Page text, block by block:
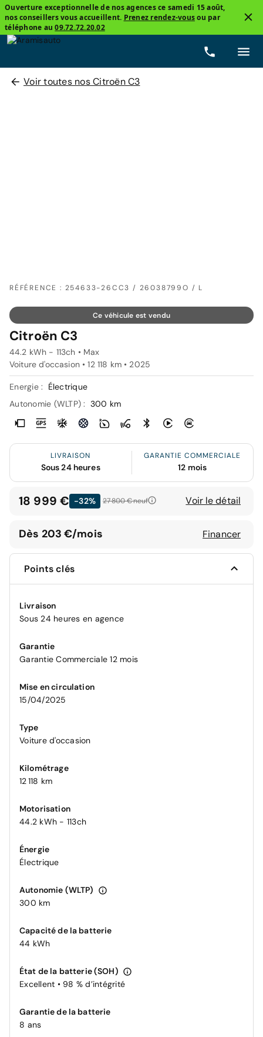
Ouverture exceptionnelle de nos agences ce samedi 15 août,
nos conseillers vous accueillent. Prenez rendez-vousou par
téléphone au09.72.72.20.02
Voir toutes nos Citroën C3
RÉFÉRENCE : 254633-26CC3 / 26038799O / L
Ce véhicule est vendu
Citroën C3
44.2 kWh - 113ch • Max
Voiture d'occasion • 12 118 km • 2025
Energie :
Électrique
Autonomie (WLTP) : 300 km
LIVRAISON
Sous 24 heures
GARANTIE COMMERCIALE
12 mois
18 999 € -32% 27 800 €neuf Voir le détail
Dès 203 €/mois Financer
Points clés
Livraison
Sous 24 heures en agence
Garantie
Garantie Commerciale 12 mois
Mise en circulation
15/04/2025
Type
Voiture d'occasion
Kilométrage
12 118 km
Motorisation
44.2 kWh - 113ch
Énergie
Électrique
Autonomie (WLTP)
300 km
Capacité de la batterie
44 kWh
État de la batterie (SOH)
Excellent • 98 % d’intégrité
Garantie de la batterie
8 ans